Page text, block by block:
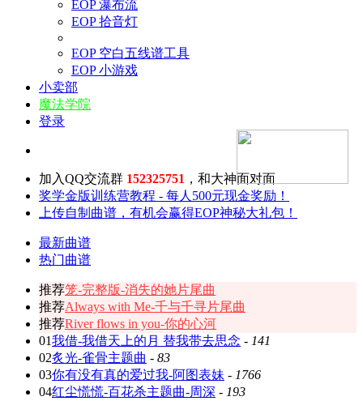
EOP 瀑布流
EOP 拾音灯
EOP 空白五线谱工具
EOP 小游戏
小卖部
魔法学院
登录
加入QQ交流群 152325751 ，和大神面对面
奖学金版训练营教程 - 每人500元现金奖励！
上传自制曲谱，有机会赢得EOP神秘大礼包！
最新曲谱
热门曲谱
推荐笼-完整版-消失的她片尾曲
推荐Always with Me-千与千寻片尾曲
推荐River flows in you-你的心河
01我借-我借天上的月 替我带去思念 - 141
02炙光-雀骨主题曲 - 83
03你有没有真的爱过我-阿图表妹 - 1766
04红尘慌慌-百花杀主题曲-周深 - 193